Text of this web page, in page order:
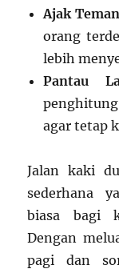
Ajak
orang
lebih
Pantau
agar tetap
Jalan kaki
sederhana
biasa bagi
Dengan
pagi dan